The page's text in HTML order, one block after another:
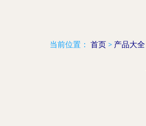
当前位置： 首页 > 产品大全